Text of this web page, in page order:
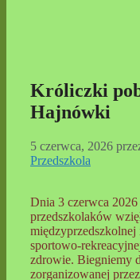
Króliczki
Hajnówki
5 czerwca, 2026
Przedszkola
Dnia 3 czerwca 2026
przedszkolaków
międzyprzedszkolnej
sportowo-
zdrowie. Biegniemy
zorganizowanej